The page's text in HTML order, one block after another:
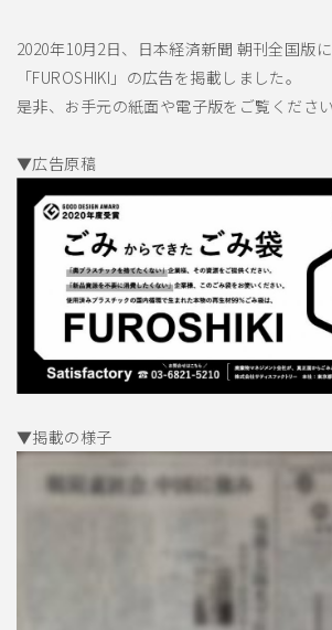
2020年10月2日、日本経済新聞 朝刊全国版
「FUROSHIKI」の広告を掲載しました。
是非、お手元の紙面や電子版をご覧ください
▼広告原稿
▼掲載の様子